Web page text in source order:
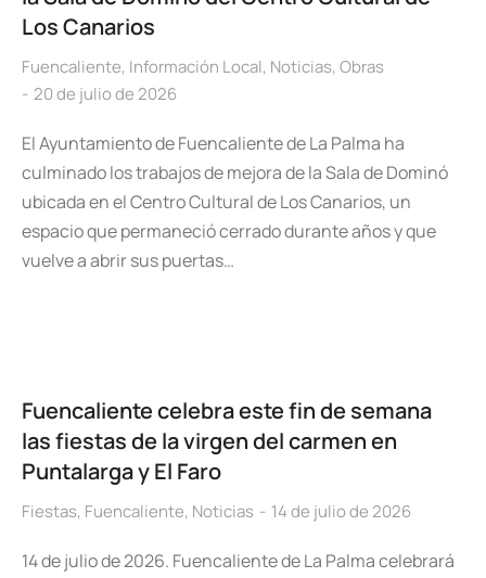
Los Canarios
Fuencaliente, Información Local, Noticias, Obras
20 de julio de 2026
El Ayuntamiento de Fuencaliente de La Palma ha
culminado los trabajos de mejora de la Sala de Dominó
ubicada en el Centro Cultural de Los Canarios, un
espacio que permaneció cerrado durante años y que
vuelve a abrir sus puertas…
Fuencaliente celebra este fin de semana
las fiestas de la virgen del carmen en
Puntalarga y El Faro
Fiestas, Fuencaliente, Noticias 14 de julio de 2026
14 de julio de 2026. Fuencaliente de La Palma celebrará